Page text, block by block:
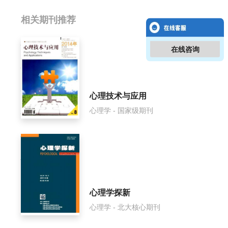
相关提问
心理技术与应用影响因子是多少？
心理技术与应用怎么样？
心理技术与应用面费如何收取？
心理技术与应用是什么级别刊物？
心理技术与应用审稿要多久？
心理技术与应用是国家级期刊吗？
相关期刊推荐
心理技术与应用
心理学 - 国家级期刊
心理学探新
心理学 - 北大核心期刊
在线咨询